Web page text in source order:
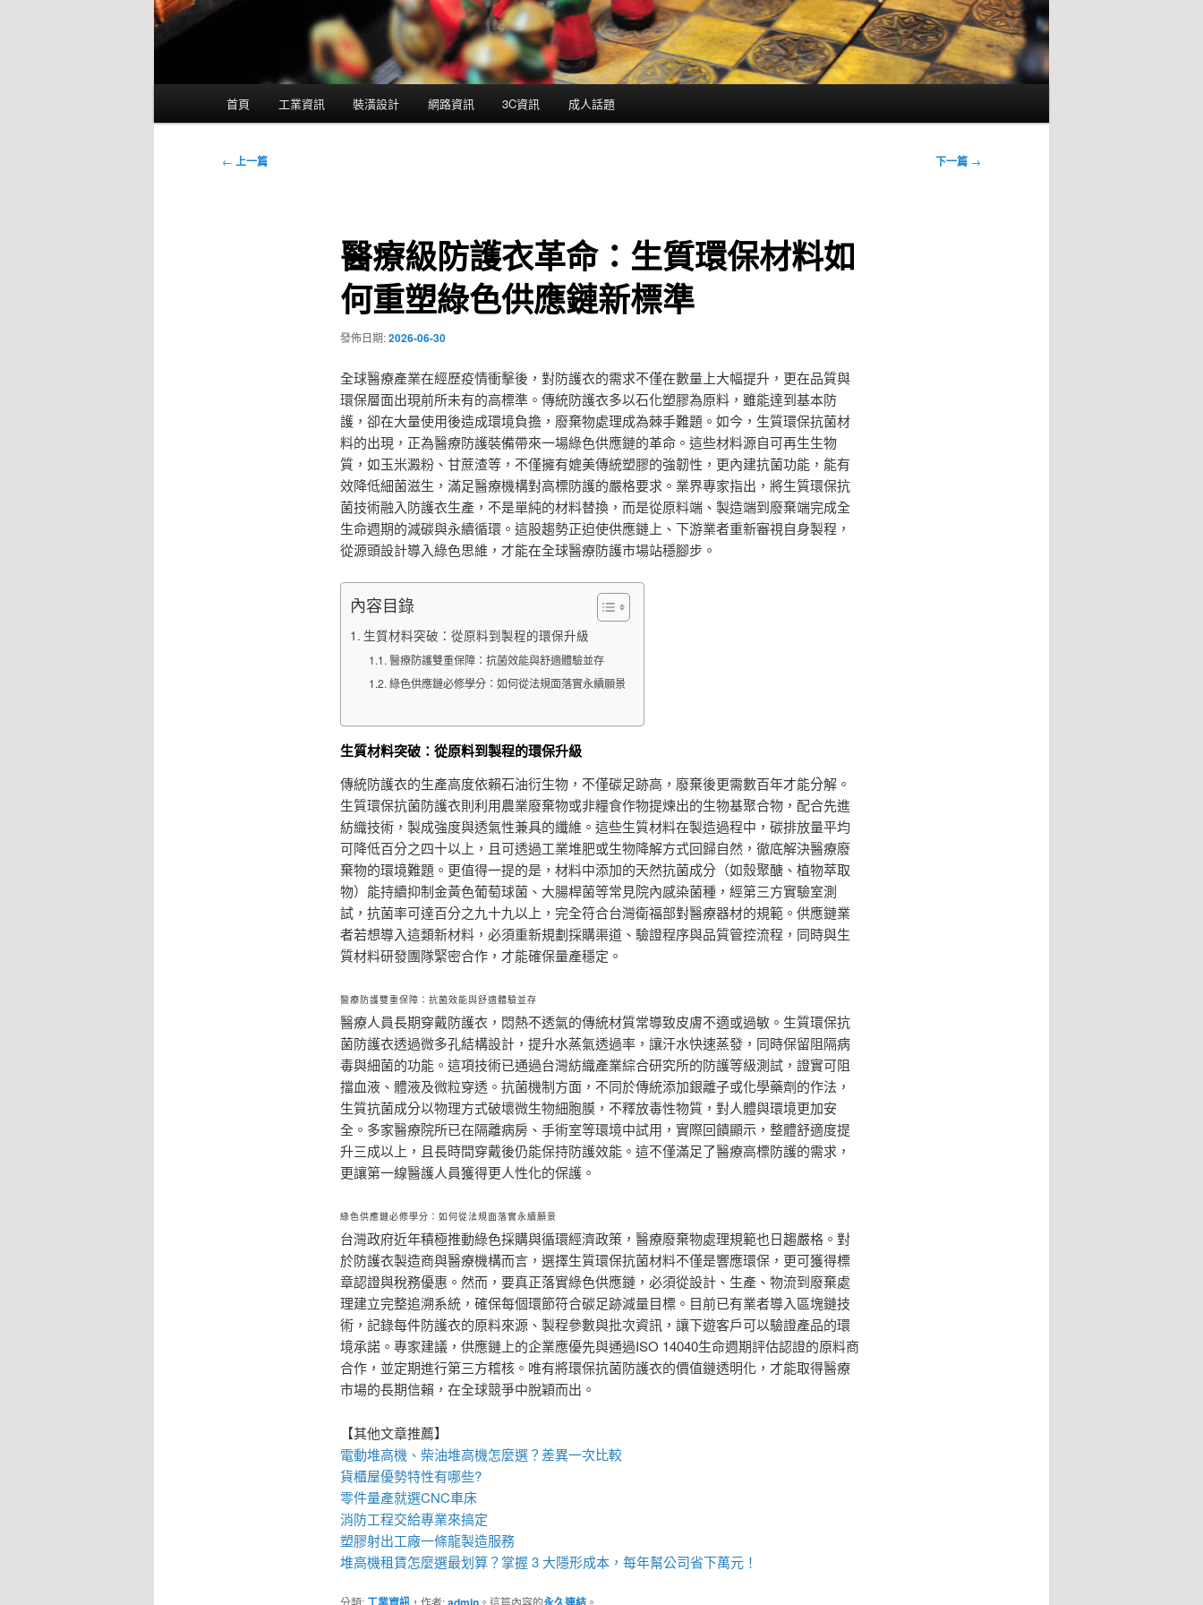
首頁 工業資訊 裝潢設計 網路資訊 3C資訊 成人話題
文
← 上一篇 下一篇 →
醫療級防護衣革命：生質環保材料如
何重塑綠色供應鏈新標準
發佈日期:2026-06-30
全球醫療產業在經歷疫情衝擊後，對防護衣的需求不僅在數量上大幅提升，更在品質與
環保層面出現前所未有的高標準。傳統防護衣多以石化塑膠為原料，雖能達到基本防
護，卻在大量使用後造成環境負擔，廢棄物處理成為棘手難題。如今，生質環保抗菌材
料的出現，正為醫療防護裝備帶來一場綠色供應鏈的革命。這些材料源自可再生生物
質，如玉米澱粉、甘蔗渣等，不僅擁有媲美傳統塑膠的強韌性，更內建抗菌功能，能有
效降低細菌滋生，滿足醫療機構對高標防護的嚴格要求。業界專家指出，將生質環保抗
菌技術融入防護衣生產，不是單純的材料替換，而是從原料端、製造端到廢棄端完成全
生命週期的減碳與永續循環。這股趨勢正迫使供應鏈上、下游業者重新審視自身製程，
從源頭設計導入綠色思維，才能在全球醫療防護市場站穩腳步。
內容目錄
生質材料突破：從原料到製程的環保升級
醫療防護雙重保障：抗菌效能與舒適體驗並存
綠色供應鏈必修學分：如何從法規面落實永續願景
生質材料突破：從原料到製程的環保升級
傳統防護衣的生產高度依賴石油衍生物，不僅碳足跡高，廢棄後更需數百年才能分解。
生質環保抗菌防護衣則利用農業廢棄物或非糧食作物提煉出的生物基聚合物，配合先進
紡織技術，製成強度與透氣性兼具的纖維。這些生質材料在製造過程中，碳排放量平均
可降低百分之四十以上，且可透過工業堆肥或生物降解方式回歸自然，徹底解決醫療廢
棄物的環境難題。更值得一提的是，材料中添加的天然抗菌成分（如殼聚醣、植物萃取
物）能持續抑制金黃色葡萄球菌、大腸桿菌等常見院內感染菌種，經第三方實驗室測
試，抗菌率可達百分之九十九以上，完全符合台灣衛福部對醫療器材的規範。供應鏈業
者若想導入這類新材料，必須重新規劃採購渠道、驗證程序與品質管控流程，同時與生
質材料研發團隊緊密合作，才能確保量產穩定。
醫療防護雙重保障：抗菌效能與舒適體驗並存
醫療人員長期穿戴防護衣，悶熱不透氣的傳統材質常導致皮膚不適或過敏。生質環保抗
菌防護衣透過微多孔結構設計，提升水蒸氣透過率，讓汗水快速蒸發，同時保留阻隔病
毒與細菌的功能。這項技術已通過台灣紡織產業綜合研究所的防護等級測試，證實可阻
擋血液、體液及微粒穿透。抗菌機制方面，不同於傳統添加銀離子或化學藥劑的作法，
生質抗菌成分以物理方式破壞微生物細胞膜，不釋放毒性物質，對人體與環境更加安
全。多家醫療院所已在隔離病房、手術室等環境中試用，實際回饋顯示，整體舒適度提
升三成以上，且長時間穿戴後仍能保持防護效能。這不僅滿足了醫療高標防護的需求，
更讓第一線醫護人員獲得更人性化的保護。
綠色供應鏈必修學分：如何從法規面落實永續願景
台灣政府近年積極推動綠色採購與循環經濟政策，醫療廢棄物處理規範也日趨嚴格。對
於防護衣製造商與醫療機構而言，選擇生質環保抗菌材料不僅是響應環保，更可獲得標
章認證與稅務優惠。然而，要真正落實綠色供應鏈，必須從設計、生產、物流到廢棄處
理建立完整追溯系統，確保每個環節符合碳足跡減量目標。目前已有業者導入區塊鏈技
術，記錄每件防護衣的原料來源、製程參數與批次資訊，讓下遊客戶可以驗證產品的環
境承諾。專家建議，供應鏈上的企業應優先與通過ISO 14040生命週期評估認證的原料商
合作，並定期進行第三方稽核。唯有將環保抗菌防護衣的價值鏈透明化，才能取得醫療
市場的長期信賴，在全球競爭中脫穎而出。
【其他文章推薦】
電動堆高機 、柴油堆高機怎麼選？差異一次比較
貨櫃屋優勢特性有哪些?
零件量產就選CNC車床
消防工程交給專業來搞定
塑膠射出工廠一條龍製造服務
堆高機租賃怎麼選最划算？掌握 3 大隱形成本，每年幫公司省下萬元！